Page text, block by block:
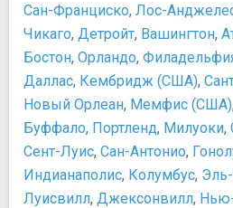
Дом-музей Луи Армстронга
Дом-музей Эдгара Аллана По
Дом-музей Элис Остен
Еврейский музей
Испанское общество Америки
Коллекция Фрика
Купеческий дом-музей
Линкольн-центр
Метрополитен-музей
Традиции и менталитет нью-
Развлечения и отдых
Куда сходить с детьми в Нью-
Пляжи Нью-Йорка
Развлечения в Нью-Йорке
Чем заняться в Нью-Йорке
Покупки
Tax free в США
Правила шопинга в Нью-Йорке
Сан-Франциско, Лос-
Чикаго, Детройт, Вашингтон,
Бостон, Орландо,
Даллас, Кембридж (США),
Новый Орлеан, Мемфис (США),
Буффало, Портленд, Милуоки,
Сент-Луис, Сан-Антонио,
Индианаполис, Колумбус,
Луисвилл, Джексонвилл,